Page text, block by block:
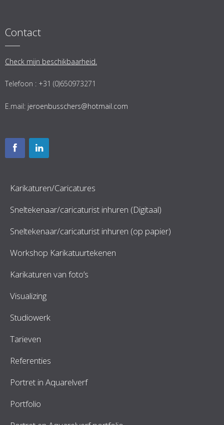
Contact
Check mijn beschikbaarheid.
Telefoon : +31 (0)650973271
E.mail: jeroenbusschers@hotmail.com
Karikaturen/Caricatures
Sneltekenaar/caricaturist inhuren (Digitaal)
Sneltekenaar/caricaturist inhuren (op papier)
Workshop Karikatuurtekenen
Karikaturen van foto’s
Visualizing
Studiowerk
Tarieven
Referenties
Portret in Aquarelverf
Portfolio